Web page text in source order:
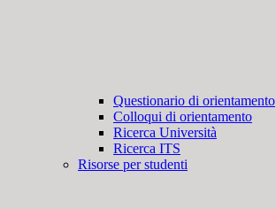
Questionario di orientamento
Colloqui di orientamento
Ricerca Università
Ricerca ITS
Risorse per studenti